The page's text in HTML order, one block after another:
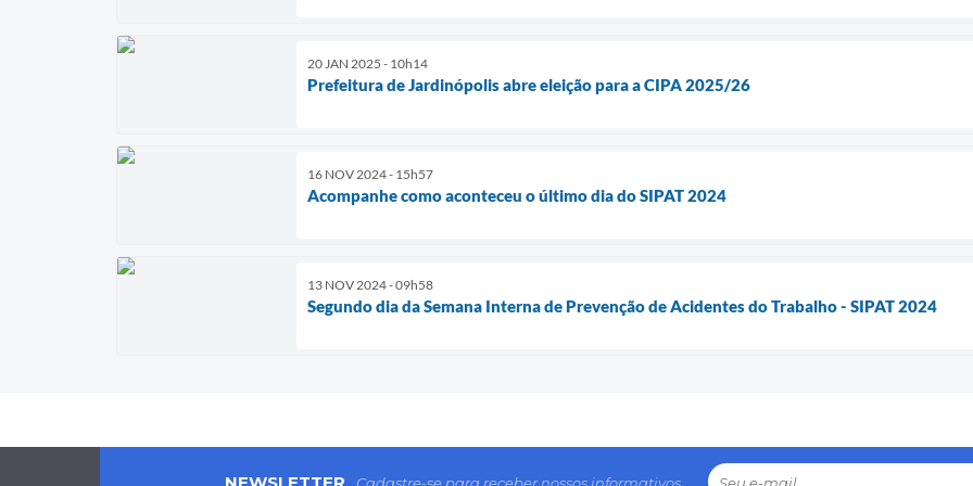
20 JAN 2025 - 10h14
Prefeitura de Jardinópolis abre eleição para a CIPA 2025/26
16 NOV 2024 - 15h57
Acompanhe como aconteceu o último dia do SIPAT 2024
13 NOV 2024 - 09h58
Segundo dia da Semana Interna de Prevenção de Acidentes do Trabalho - SIPAT 2024